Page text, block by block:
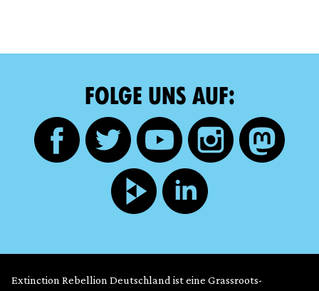
FOLGE UNS AUF:
Extinction Rebellion Deutschland ist eine Grassroots-